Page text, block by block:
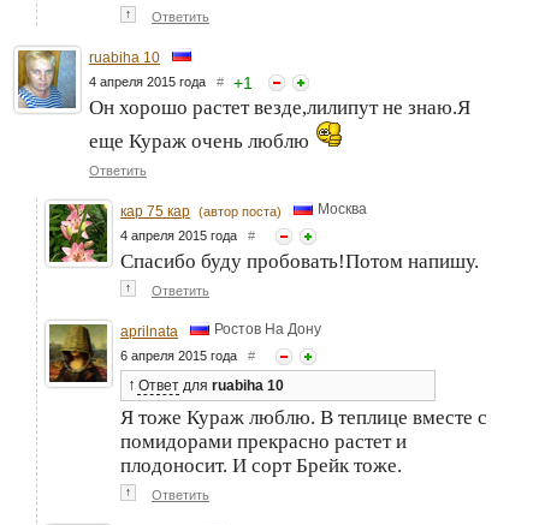
↑ Ответить
ruabiha 10
4 апреля 2015 года # +1
Он хорошо растет везде,лилипут не знаю.Я
еще Кураж очень люблю
Ответить
кар 75 кар (автор поста) Москва
4 апреля 2015 года #
Спасибо буду пробовать!Потом напишу.
↑ Ответить
aprilnata Ростов На Дону
6 апреля 2015 года #
↑ Ответ для ruabiha 10
Я тоже Кураж люблю. В теплице вместе с
помидорами прекрасно растет и
плодоносит. И сорт Брейк тоже.
↑ Ответить